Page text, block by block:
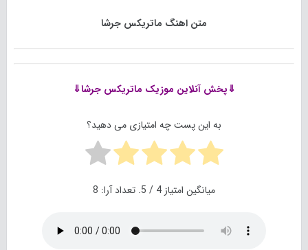
متن اهنگ ماتریکس جرشا
⇓پخش آنلاین موزیک ماتریکس جرشا⇓
به این پست چه امتیازی می دهید؟
میانگین امتیاز 4 / 5. تعداد آرا: 8